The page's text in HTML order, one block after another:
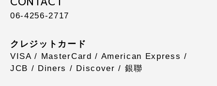
06-4256-2717
クレジットカード
VISA / MasterCard / American Express /
JCB / Diners / Discover / 銀聯